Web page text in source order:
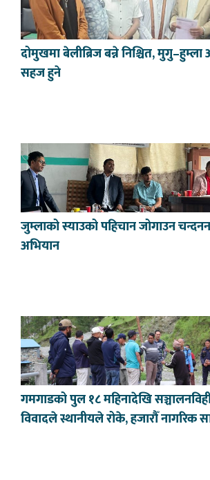
दोमुखमा बेलीब्रिज बन्ने निश्चित,
सहज हुने
जुम्लाको स्याउको पहिचान जोगाउन
अभियान
गमगाडको पुल १८ महिनादेखि
विवादले स्थानीयले रोके, हजारौँ नागरिक